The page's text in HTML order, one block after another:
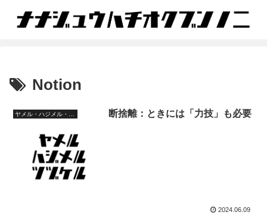
Notion
ヤメル・ハジメル・ツヅケル 断捨離：ときには「力技」も必要
2024.06.09